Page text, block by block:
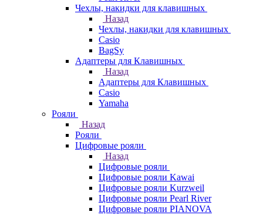
Чехлы, накидки для клавишных
Назад
Чехлы, накидки для клавишных
Casio
BagSy
Адаптеры для Клавишных
Назад
Адаптеры для Клавишных
Casio
Yamaha
Рояли
Назад
Рояли
Цифровые рояли
Назад
Цифровые рояли
Цифровые рояли Kawai
Цифровые рояли Kurzweil
Цифровые рояли Pearl River
Цифровые рояли PIANOVA